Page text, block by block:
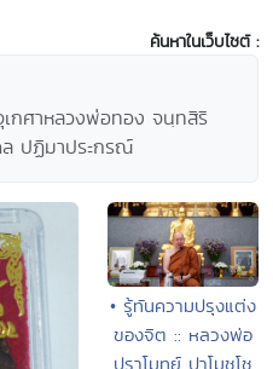
ค้นหาในเว็บไซต์ :
กศาหลวงพ่อทอง จนฺทสิริ
ปฏิมาประกรณ์
• รู้ทันความปรุงแต่ง
ของจิต :: หลวงพ่อ
ปราโมทย์ ปาโมชฺโช